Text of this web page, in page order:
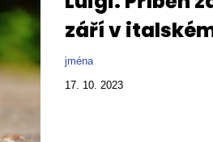
září v
jména
17. 10. 2023